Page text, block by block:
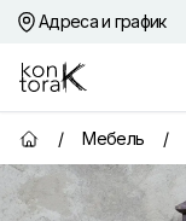
Адреса и график
Контора К
Главная страница
/ Мебель /